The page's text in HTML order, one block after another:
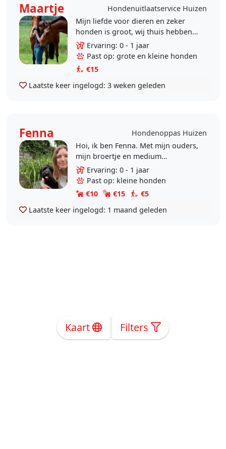
Maartje
Hondenuitlaatservice Huizen
Mijn liefde voor dieren en zeker
honden is groot, wij thuis hebben
altijd een hond gehad. Waaronder
ook een Amerikaanse Stafford op
het moment. Nu..
Ervaring: 0 - 1 jaar
Past op: grote en kleine honden
€15
Laatste keer ingelogd: 3 weken geleden
Fenna
Hondenoppas Huizen
Hoi, ik ben Fenna. Met mijn ouders,
mijn broertje en medium
labradoodle Milo van bijna 5 woon
ik in een rijtjeshuis in Huizen. We
hebben een tuin die..
Ervaring: 0 - 1 jaar
Past op: kleine honden
€10
€15
€5
Laatste keer ingelogd: 1 maand geleden
Kaart Filters